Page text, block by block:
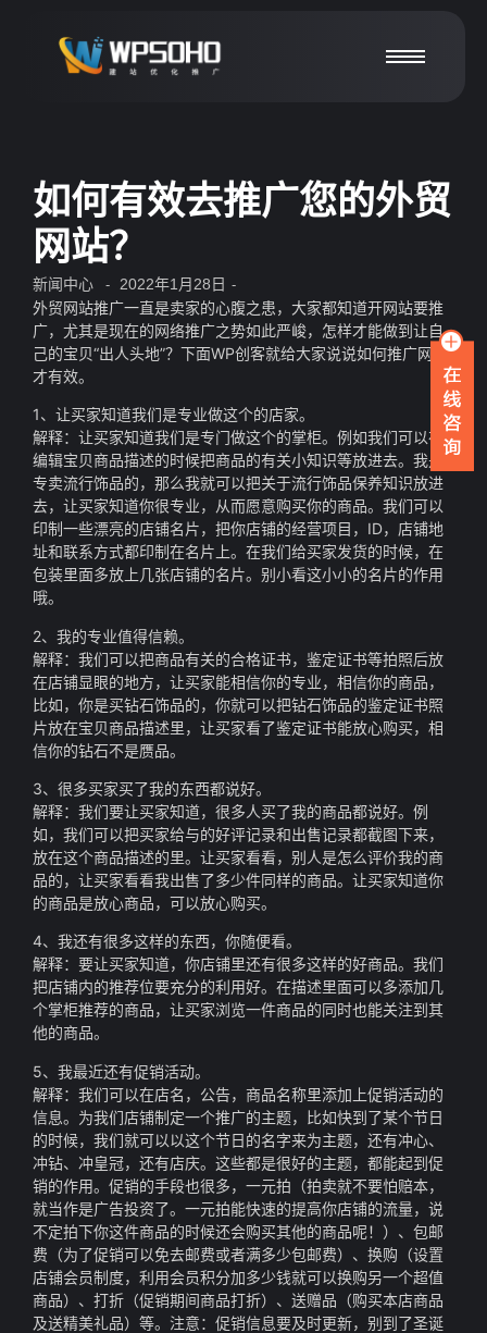
如何有效去推广您的外贸
网站？
新闻中心 - 2022年1月28日 -
外贸网站推广一直是卖家的心腹之患，大家都知道开网站要推
广，尤其是现在的网络推广之势如此严峻，怎样才能做到让自
己的宝贝“出人头地”？下面WP创客就给大家说说如何推广网站
才有效。
1、让买家知道我们是专业做这个的店家。
解释：让买家知道我们是专门做这个的掌柜。例如我们可以在
编辑宝贝商品描述的时候把商品的有关小知识等放进去。我是
专卖流行饰品的，那么我就可以把关于流行饰品保养知识放进
去，让买家知道你很专业，从而愿意购买你的商品。我们可以
印制一些漂亮的店铺名片，把你店铺的经营项目，ID，店铺地
址和联系方式都印制在名片上。在我们给买家发货的时候，在
包装里面多放上几张店铺的名片。别小看这小小的名片的作用
哦。
2、我的专业值得信赖。
解释：我们可以把商品有关的合格证书，鉴定证书等拍照后放
在店铺显眼的地方，让买家能相信你的专业，相信你的商品，
比如，你是买钻石饰品的，你就可以把钻石饰品的鉴定证书照
片放在宝贝商品描述里，让买家看了鉴定证书能放心购买，相
信你的钻石不是赝品。
3、很多买家买了我的东西都说好。
解释：我们要让买家知道，很多人买了我的商品都说好。例
如，我们可以把买家给与的好评记录和出售记录都截图下来，
放在这个商品描述的里。让买家看看，别人是怎么评价我的商
品的，让买家看看我出售了多少件同样的商品。让买家知道你
的商品是放心商品，可以放心购买。
4、我还有很多这样的东西，你随便看。
解释：要让买家知道，你店铺里还有很多这样的好商品。我们
把店铺内的推荐位要充分的利用好。在描述里面可以多添加几
个掌柜推荐的商品，让买家浏览一件商品的同时也能关注到其
他的商品。
5、我最近还有促销活动。
解释：我们可以在店名，公告，商品名称里添加上促销活动的
信息。为我们店铺制定一个推广的主题，比如快到了某个节日
的时候，我们就可以以这个节日的名字来为主题，还有冲心、
冲钻、冲皇冠，还有店庆。这些都是很好的主题，都能起到促
销的作用。促销的手段也很多，一元拍（拍卖就不要怕赔本，
就当作是广告投资了。一元拍能快速的提高你店铺的流量，说
不定拍下你这件商品的时候还会购买其他的商品呢！）、包邮
费（为了促销可以免去邮费或者满多少包邮费）、换购（设置
店铺会员制度，利用会员积分加多少钱就可以换购另一个超值
商品）、打折（促销期间商品打折）、送赠品（购买本店商品
及送精美礼品）等。注意：促销信息要及时更新，别到了圣诞